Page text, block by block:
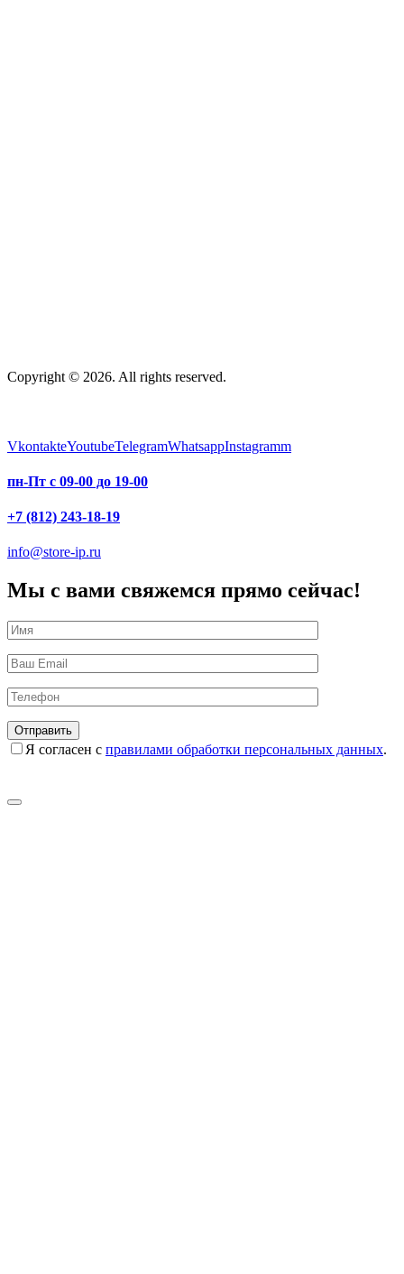
Copyright © 2026. All rights reserved.
VkontakteYoutubeTelegramWhatsappInstagramm
пн-Пт с 09-00 до 19-00
+7 (812) 243-18-19
info@store-ip.ru
Мы с вами свяжемся прямо сейчас!
Я согласен с правилами обработки персональных данных.